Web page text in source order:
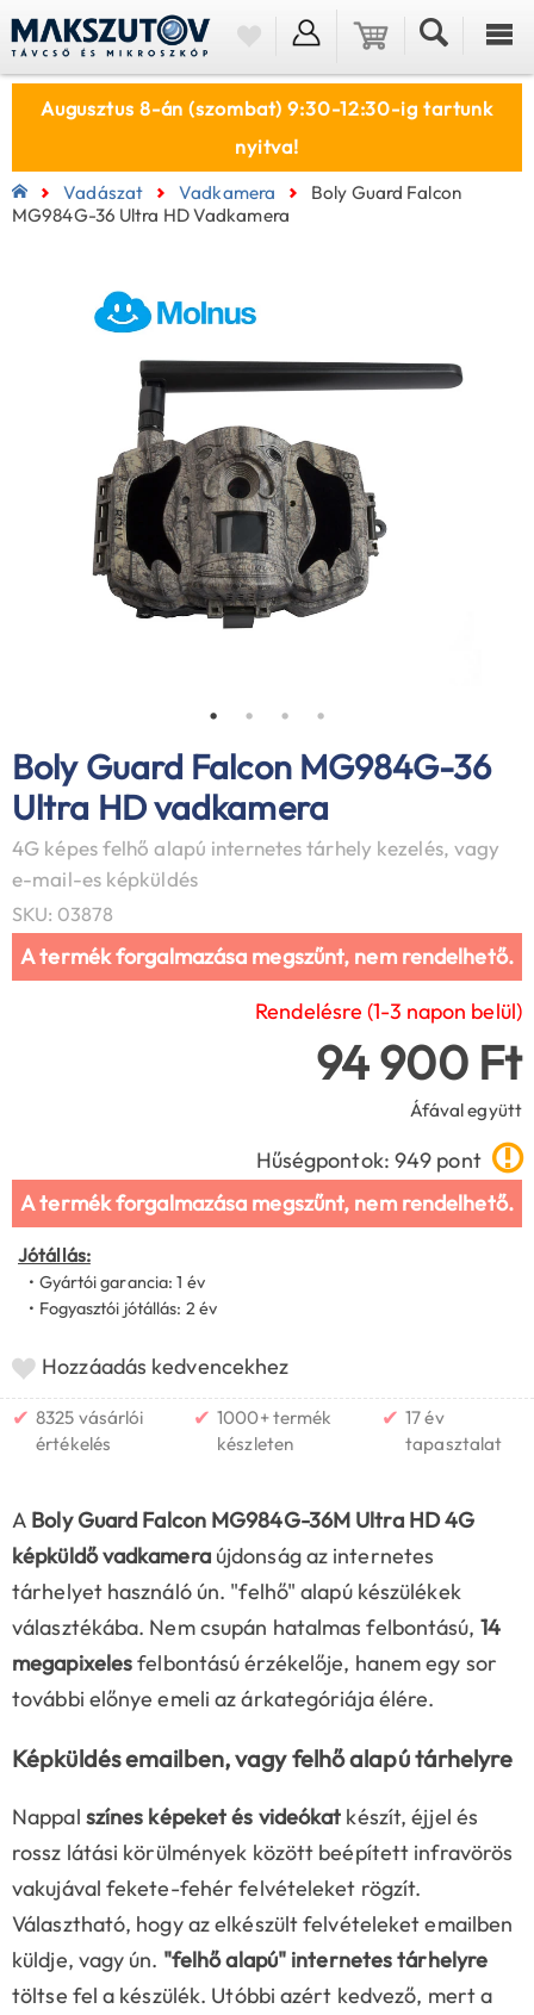
Augusztus 8-án (szombat) 9:30-12:30-ig tartunk
nyitva!
Vadászat Vadkamera
Boly Guard Falcon
MG984G-36 Ultra HD Vadkamera
Boly Guard Falcon MG984G-36
Ultra HD vadkamera
4G képes felhő alapú internetes tárhely kezelés, vagy
e-mail-es képküldés
SKU: 03878
A termék forgalmazása megszűnt, nem rendelhető.
Rendelésre (1-3 napon belül)
94 900 Ft
Áfával együtt
Hűségpontok: 949 pont
A termék forgalmazása megszűnt, nem rendelhető.
Jótállás:
• Gyártói garancia: 1 év
• Fogyasztói jótállás: 2 év
Hozzáadás kedvencekhez
✔ 8325 vásárlói
értékelés
✔ 1000+ termék
készleten
✔ 17 év
tapasztalat
A Boly Guard Falcon MG984G-36M Ultra HD 4G
képküldő vadkameraújdonság az internetes
tárhelyet használó ún. "felhő" alapú készülékek
választékába. Nem csupán hatalmas felbontású, 14
megapixelesfelbontású érzékelője, hanem egy sor
további előnye emeli az árkategóriája élére.
Képküldés emailben, vagy felhő alapú tárhelyre
Nappal színes képeket és videókat készít, éjjel és
rossz látási körülmények között beépített infravörös
vakujával fekete-fehér felvételeket rögzít.
Választható, hogy az elkészült felvételeket emailben
küldje, vagy ún. "felhő alapú" internetes tárhelyre
töltse fel a készülék. Utóbbi azért kedvező, mert a